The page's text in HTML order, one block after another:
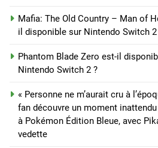
Mafia: The Old Country – Man of
il disponible sur Nintendo Switch 2
Phantom Blade Zero est-il
Nintendo Switch 2 ?
« Personne ne m’aurait cru à
fan découvre un moment
à Pokémon Édition Bleue, avec
vedette